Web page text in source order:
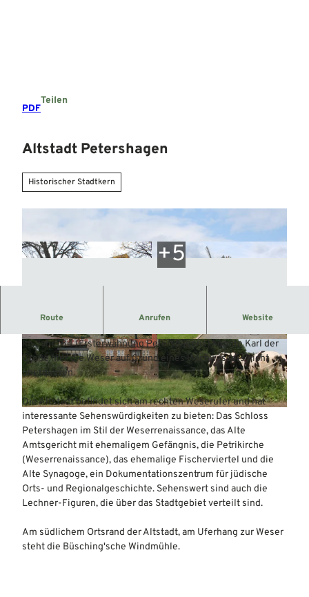
PDF
Teilen
Altstadt Petershagen
Historischer Stadtkern
© Mittelweser-Touristik GmbH | CC-BY
© Mittelweser-Touristik GmbH |CC-BY © Mittelweser-Touristik GmbH | CC-BY
Route Anrufen Website
Die Kernstadt Petershagen (rund 4000 Einwohner) mit
Im Jahr 784 (Ersterwähnung Petershagens) konnte Karl der
Große hier die Weser auf Grund eines Hochwassers nicht
überqueren.
Die Altstadt befindet sich am rechten Weserufer und hat
interessante Sehenswürdigkeiten zu bieten: Das Schloss
Petershagen im Stil der Weserrenaissance, das Alte
Amtsgericht mit ehemaligem Gefängnis, die Petrikirche
(Weserrenaissance), das ehemalige Fischerviertel und die
Alte Synagoge, ein Dokumentationszentrum für jüdische
Orts- und Regionalgeschichte. Sehenswert sind auch die
Lechner-Figuren, die über das Stadtgebiet verteilt sind.
Am südlichem Ortsrand der Altstadt, am Uferhang zur Weser
steht die Büsching'sche Windmühle.